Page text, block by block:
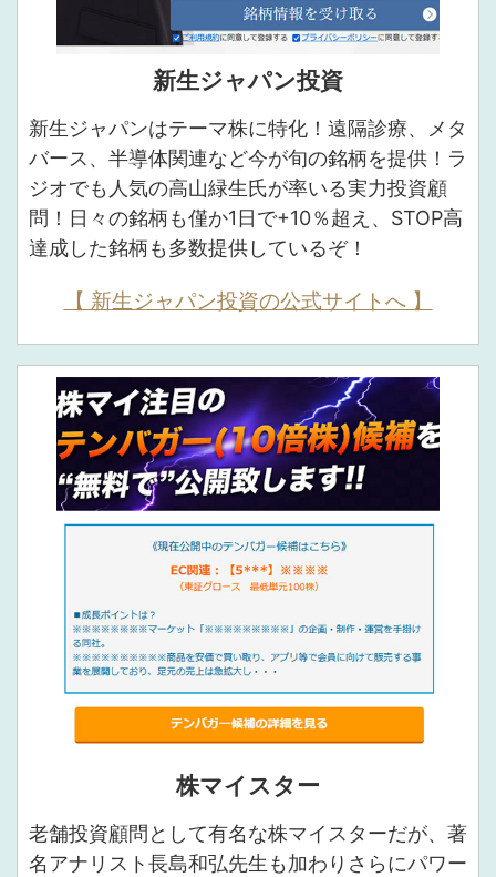
新生ジャパン投資
新生ジャパンはテーマ株に特化！遠隔診療、メタ
バース、半導体関連など今が旬の銘柄を提供！ラ
ジオでも人気の高山緑生氏が率いる実力投資顧
問！日々の銘柄も僅か1日で+10％超え、STOP高
達成した銘柄も多数提供しているぞ！
【 新生ジャパン投資の公式サイトへ 】
株マイスター
老舗投資顧問として有名な株マイスターだが、著
名アナリスト長島和弘先生も加わりさらにパワー